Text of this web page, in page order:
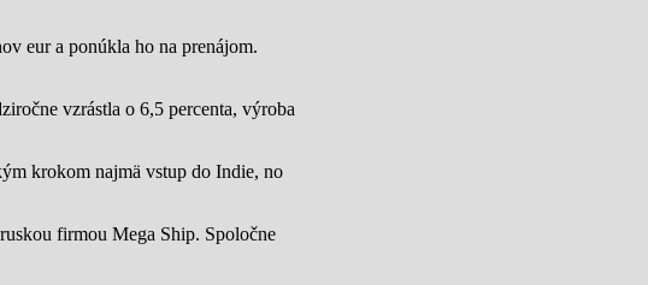
eur a ponúkla ho na prenájom.
vzrástla o 6,5 percenta, výroba
krokom najmä vstup do Indie, no
firmou Mega Ship. Spoločne